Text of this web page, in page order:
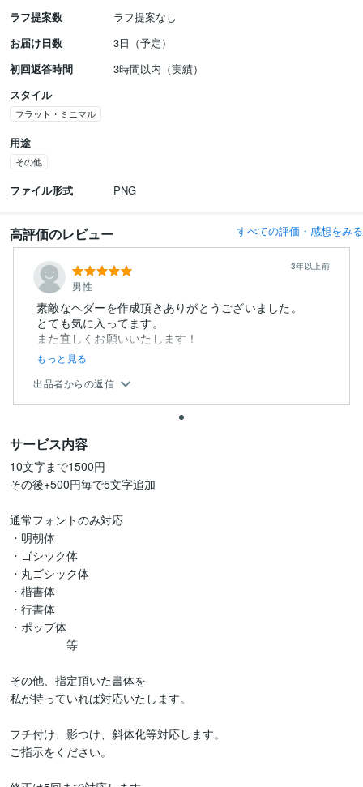
ラフ提案数
ラフ提案なし
お届け日数
3日（予定）
初回返答時間
3時間以内（実績）
スタイル
フラット・ミニマル
用途
その他
ファイル形式 PNG
高評価のレビュー すべての評価・感想をみる
男性
3年以上前
素敵なヘダーを作成頂きありがとうございました。
とても気に入ってます。
また宜しくお願いいたします！
もっと見る
出品者からの返信
サービス内容
10文字まで1500円
その後+500円毎で5文字追加
通常フォントのみ対応
・明朝体
・ゴシック体
・丸ゴシック体
・楷書体
・行書体
・ポップ体
等
その他、指定頂いた書体を
私が持っていれば対応いたします。
フチ付け、影つけ、斜体化等対応します。
ご指示をください。